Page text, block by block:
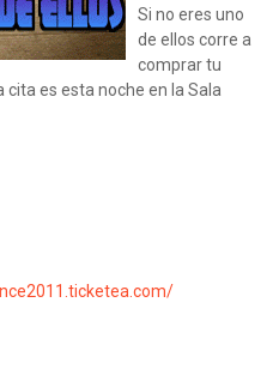
Si no eres uno
de ellos corre a
comprar tu
es esta noche en la Sala
ticketea.com/